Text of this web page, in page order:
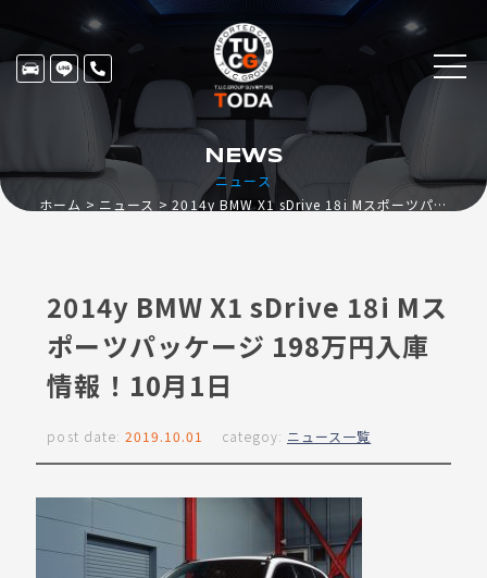
ニュース
NEWS
ホーム ニュース 2014y BMW X1 sDrive 18i Mスポーツパッケージ 198万円入庫情報！10月1日
2014y BMW X1 sDrive 18i Mス
ポーツパッケージ 198万円入庫
情報！10月1日
post date: 2019.10.01 categoy: ニュース一覧